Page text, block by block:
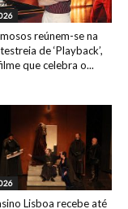
reúnem-se na
de ‘Playback’,
que celebra o...
Lisboa recebe até